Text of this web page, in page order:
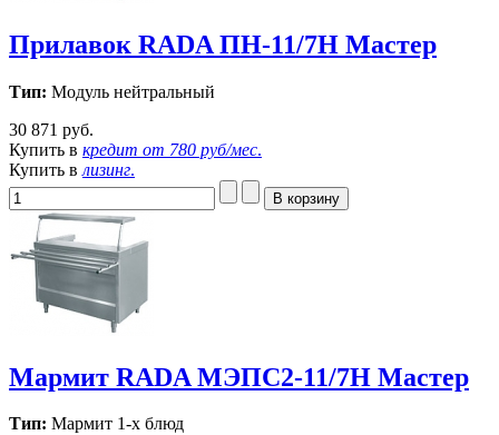
Прилавок RADA ПН-11/7Н Мастер
Тип: Модуль нейтральный
30 871 руб.
Купить в кредит от 780 руб/мес.
Купить в лизинг.
Мармит RADA МЭПС2-11/7Н Мастер
Тип: Мармит 1-х блюд